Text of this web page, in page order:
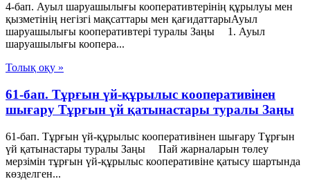
4-бап. Ауыл шаруашылығы кооперативтерінің құрылуы мен
қызметінің негізгі мақсаттары мен қағидаттарыАуыл
шаруашылығы кооперативтері туралы Заңы 1. Ауыл
шаруашылығы коопера...
Толық оқу »
61-бап. Тұрғын үй-құрылыс кооперативінен
шығару Тұрғын үй қатынастары туралы Заңы
61-бап. Тұрғын үй-құрылыс кооперативінен шығару Тұрғын
үй қатынастары туралы Заңы Пай жарналарын төлеу
мерзімін тұрғын үй-құрылыс кооперативіне қатысу шартында
көзделген...